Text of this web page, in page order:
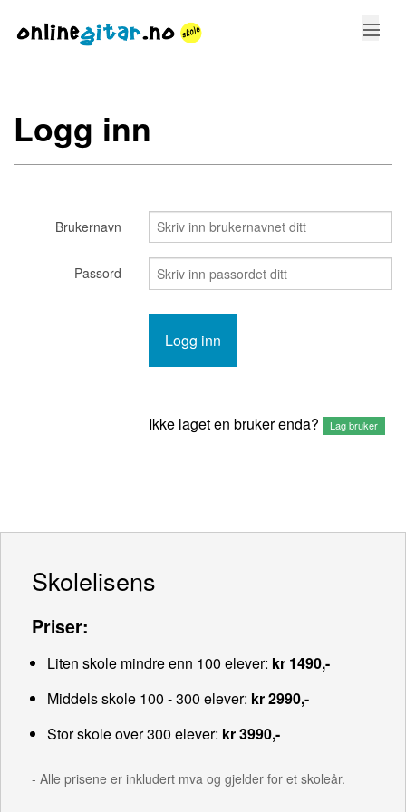
STEMMING
GREP
Logg inn
Brukernavn
Passord
Ikke laget en bruker enda? Lag bruker
Skolelisens
Priser:
Liten skole mindre enn 100 elever: kr 1490,-
Middels skole 100 - 300 elever: kr 2990,-
Stor skole over 300 elever: kr 3990,-
- Alle prisene er inkludert mva og gjelder for et skoleår.